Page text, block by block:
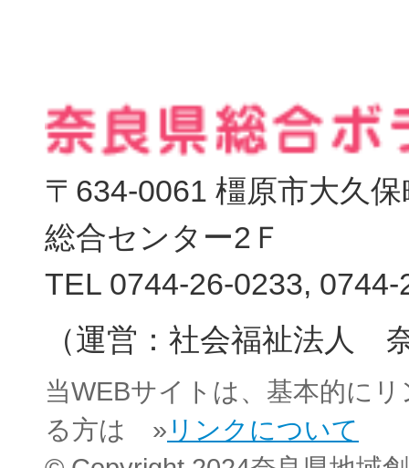
〒634-0061 橿原市大久
総合センター2Ｆ
TEL 0744-26-0233, 0744-
（運営：社会福祉法人
当WEBサイトは、基本的に
る方は » リンクについて